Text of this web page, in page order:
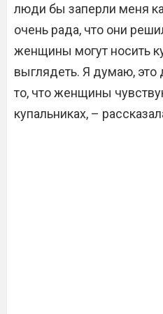
люди бы заперли меня
очень рада, что они
женщины могут носить
выглядеть. Я думаю, это
то, что женщины
купальниках, –